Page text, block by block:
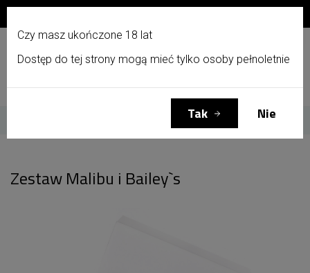
Menu Zaloguj się Koszyk (0)
Zestaw Malibu i Bailey`s
Czy masz ukończone 18 lat
Dostęp do tej strony mogą mieć tylko osoby pełnoletnie
Tak Nie